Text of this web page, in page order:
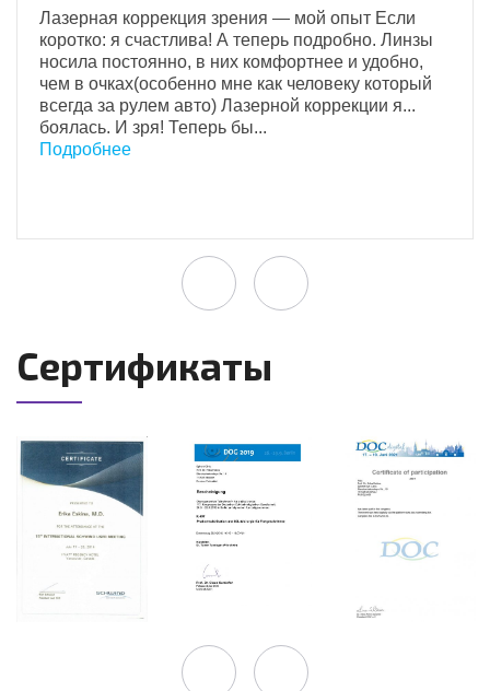
Лазерная коррекция зрения — мой опыт Если
коротко: я счастлива! А теперь подробно. Линзы
носила постоянно, в них комфортнее и удобно,
чем в очках(особенно мне как человеку который
всегда за рулем авто) Лазерной коррекции я...
боялась. И зря! Теперь бы...
Подробнее
Сертификаты